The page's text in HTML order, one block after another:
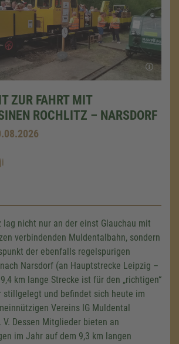
ZUR FAHRT MIT
ROCHLITZ – NARSDORF
lag nicht nur an der einst Glauchau mit
verbindenden Muldentalbahn, sondern
der ebenfalls regelspurigen
Narsdorf (an Hauptstrecke Leipzig –
9,4 km lange Strecke ist für den „richtigen“
stillgelegt und befindet sich heute im
Vereins IG Muldental
V. Dessen Mitglieder bieten an
im Jahr auf dem 9,3 km langen